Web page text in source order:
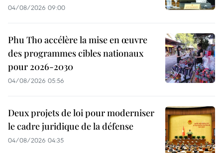
04/08/2026 09:00
Phu Tho accélère la mise en œuvre
des programmes cibles nationaux
pour 2026-2030
04/08/2026 05:56
Deux projets de loi pour moderniser
le cadre juridique de la défense
04/08/2026 04:35